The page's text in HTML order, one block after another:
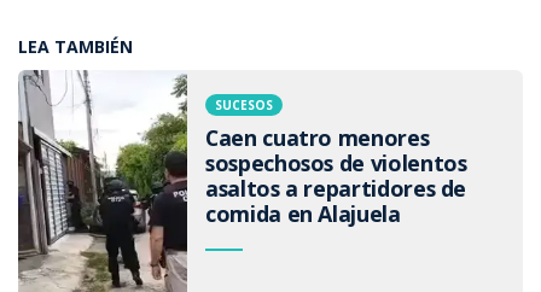
LEA TAMBIÉN
SUCESOS
Caen cuatro menores
sospechosos de violentos
asaltos a repartidores de
comida en Alajuela